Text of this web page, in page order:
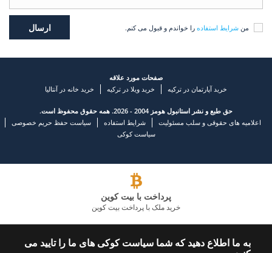
من شرایط استفاده را خواندم و قبول می کنم.
صفحات مورد علاقه
خرید آپارتمان در ترکیه
خرید ویلا در ترکیه خرید خانه در آنتالیا
حق طبع و نشر استانبول هومز 2004 - 2026. همه حقوق محفوظ است.
اعلامیه های حقوقی و سلب مسئولیت
شرایط استفاده
سیاست حفظ حریم خصوصی
سیاست کوکی
پرداخت با بیت کوین
خرید ملک با پرداخت بیت کوین
شرکت املاک و مستغلات پیشرو
به ما اطلاع دهید که شما سیاست کوکی های ما را تایید می